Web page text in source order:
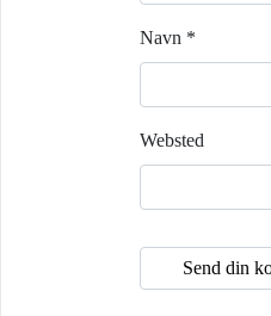
Navn *
Websted